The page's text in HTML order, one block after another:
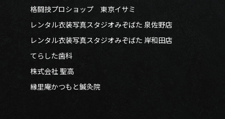
格闘技プロショップ 東京イサミ
レンタル衣装写真スタジオみぞばた 泉佐野店
レンタル衣装写真スタジオみぞばた 岸和田店
てらした歯科
株式会社 聖高
縁里庵かつもと鍼灸院